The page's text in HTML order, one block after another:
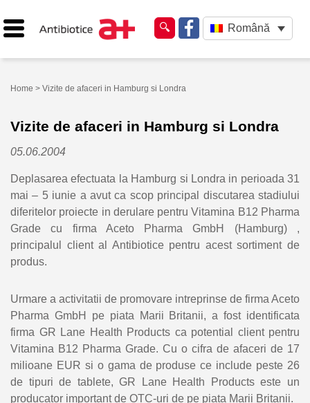
Română
Home > Vizite de afaceri in Hamburg si Londra
Vizite de afaceri in Hamburg si Londra
05.06.2004
Deplasarea efectuata la Hamburg si Londra in perioada 31
mai – 5 iunie a avut ca scop principal discutarea stadiului
diferitelor proiecte in derulare pentru Vitamina B12 Pharma
Grade cu firma Aceto Pharma GmbH (Hamburg) ,
principalul client al Antibiotice pentru acest sortiment de
produs.
Urmare a activitatii de promovare intreprinse de firma Aceto
Pharma GmbH pe piata Marii Britanii, a fost identificata
firma GR Lane Health Products ca potential client pentru
Vitamina B12 Pharma Grade. Cu o cifra de afaceri de 17
milioane EUR si o gama de produse ce include peste 26
de tipuri de tablete, GR Lane Health Products este un
producator important de OTC-uri de pe piata Marii Britanii.